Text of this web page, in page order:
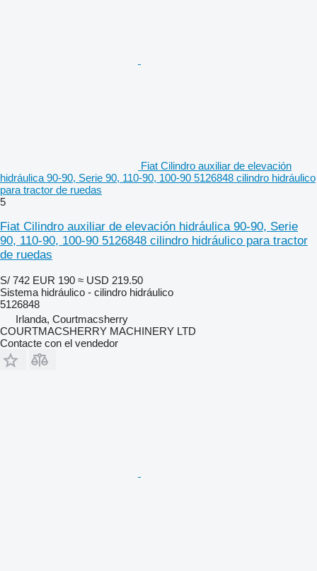
Fiat Cilindro auxiliar de elevación
hidráulica 90-90, Serie 90, 110-90, 100-90 5126848 cilindro hidráulico
para tractor de ruedas
5
Fiat Cilindro auxiliar de elevación hidráulica 90-90, Serie
90, 110-90, 100-90 5126848 cilindro hidráulico para tractor
de ruedas
S/ 742 EUR 190 ≈ USD 219.50
Sistema hidráulico - cilindro hidráulico
5126848
Irlanda, Courtmacsherry
COURTMACSHERRY MACHINERY LTD
Contacte con el vendedor